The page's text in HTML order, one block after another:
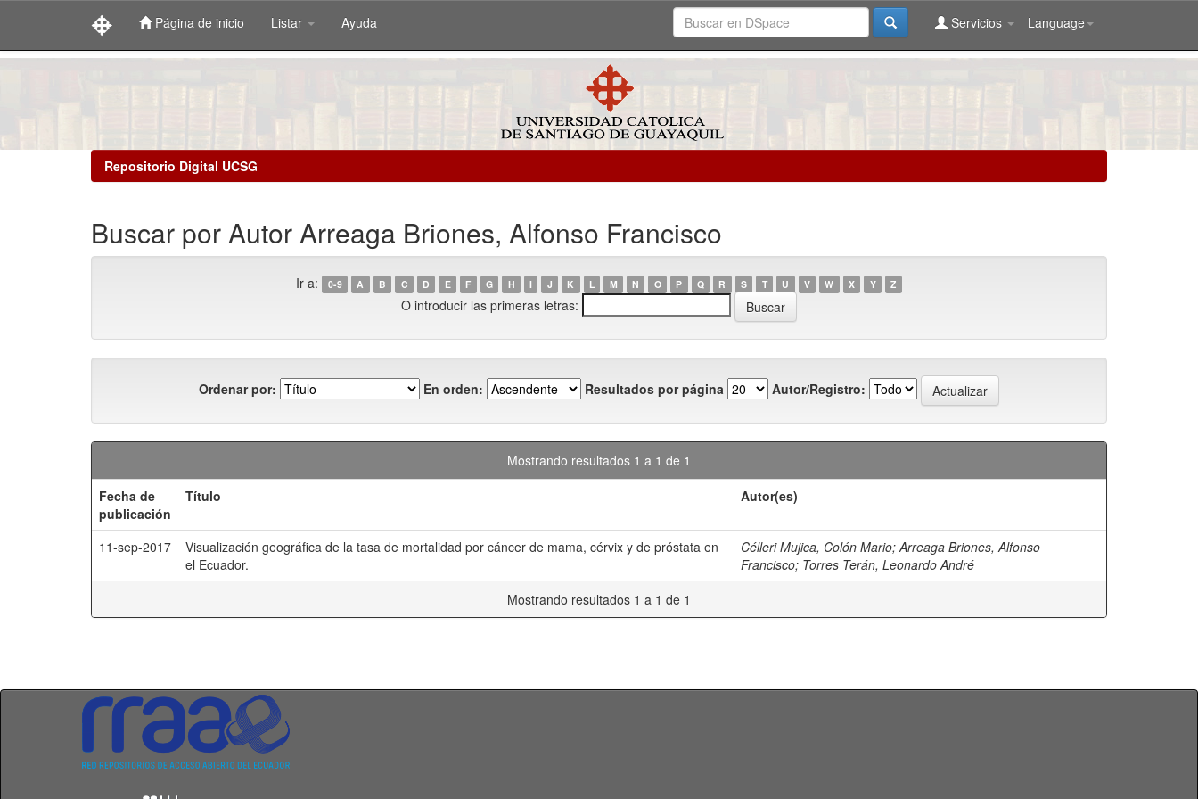
Página de inicio Listar Ayuda Language
Servicios
Repositorio Digital UCSG
Buscar por Autor Arreaga Briones, Alfonso Francisco
Ir a: 0-9 A B C D E F G H I J K L M N O P Q R S T U V W X Y Z
O introducir las primeras letras:
Ordenar por: En orden: Resultados por página Autor/Registro:
Mostrando resultados 1 a 1 de 1
Fecha de
publicación
Título Autor(es)
11-sep-2017
Visualización geográfica de la tasa de mortalidad por cáncer de mama, cérvix y de próstata en
el Ecuador.
Célleri Mujica, Colón Mario;Arreaga Briones, Alfonso
Francisco; Torres Terán, Leonardo André
Mostrando resultados 1 a 1 de 1